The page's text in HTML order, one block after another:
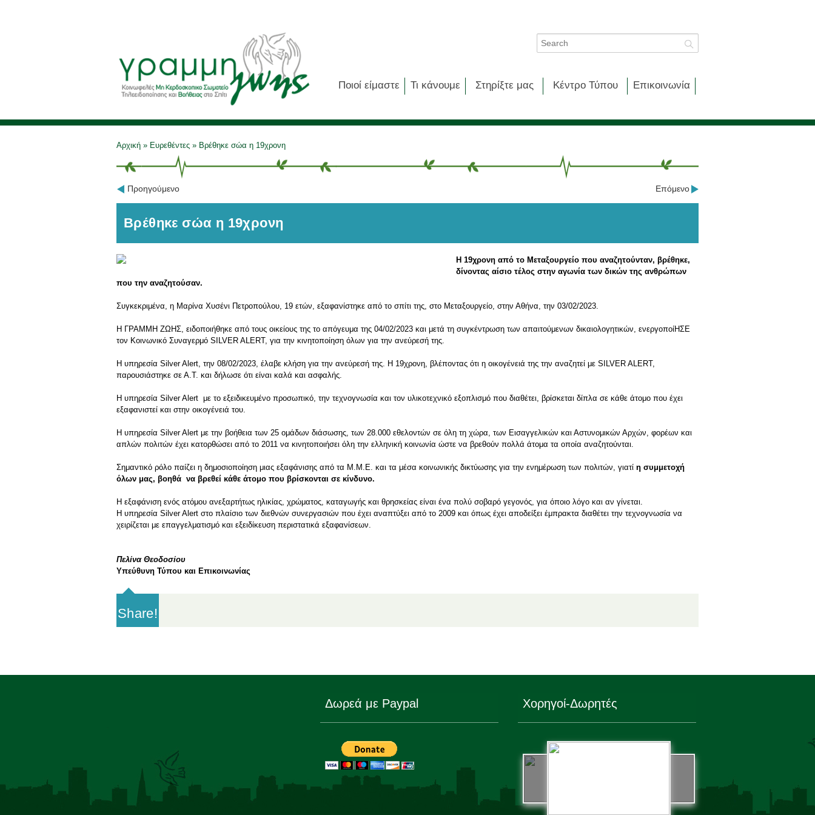
Ποιοί είμαστε Τι κάνουμε Στηρίξτε μας Κέντρο Τύπου Επικοινωνία
Αρχική » Ευρεθέντες » Βρέθηκε σώα η 19χρονη
Προηγούμενο Επόμενο
Βρέθηκε σώα η 19χρονη
Η 19χρονη από το Μεταξουργείο που αναζητούνταν, βρέθηκε,
δίνοντας αίσιο τέλος στην αγωνία των δικών της ανθρώπων
που την αναζητούσαν.
Συγκεκριμένα, η Μαρίνα Χυσένι Πετροπούλου, 19 ετών, εξαφανίστηκε από το σπίτι της, στο Μεταξουργείο, στην Αθήνα, την 03/02/2023.
Η ΓΡΑΜΜΗ ΖΩΗΣ, ειδοποιήθηκε από τους οικείους της το απόγευμα της 04/02/2023 και μετά τη συγκέντρωση των απαιτούμενων δικαιολογητικών, ενεργοποίΗΣΕ
τον Κοινωνικό Συναγερμό SILVER ALERT, για την κινητοποίηση όλων για την ανεύρεσή της.
Η υπηρεσία Silver Alert, την 08/02/2023, έλαβε κλήση για την ανεύρεσή της. Η 19χρονη, βλέποντας ότι η οικογένειά της την αναζητεί με SILVER ALERT,
παρουσιάστηκε σε Α.Τ. και δήλωσε ότι είναι καλά και ασφαλής.
Η υπηρεσία Silver Alert με το εξειδικευμένο προσωπικό, την τεχνογνωσία και τον υλικοτεχνικό εξοπλισμό που διαθέτει, βρίσκεται δίπλα σε κάθε άτομο που έχει
εξαφανιστεί και στην οικογένειά του.
Η υπηρεσία Silver Alert με την βοήθεια των 25 ομάδων διάσωσης, των 28.000 εθελοντών σε όλη τη χώρα, των Εισαγγελικών και Αστυνομικών Αρχών, φορέων και
απλών πολιτών έχει κατορθώσει από το 2011 να κινητοποιήσει όλη την ελληνική κοινωνία ώστε να βρεθούν πολλά άτομα τα οποία αναζητούνται.
Σημαντικό ρόλο παίζει η δημοσιοποίηση μιας εξαφάνισης από τα Μ.Μ.Ε. και τα μέσα κοινωνικής δικτύωσης για την ενημέρωση των πολιτών, γιατί η συμμετοχή
όλων μας, βοηθά να βρεθεί κάθε άτομο που βρίσκονται σε κίνδυνο.
Η εξαφάνιση ενός ατόμου ανεξαρτήτως ηλικίας, χρώματος, καταγωγής και θρησκείας είναι ένα πολύ σοβαρό γεγονός, για όποιο λόγο και αν γίνεται.
Η υπηρεσία Silver Alert στο πλαίσιο των διεθνών συνεργασιών που έχει αναπτύξει από το 2009 και όπως έχει αποδείξει έμπρακτα διαθέτει την τεχνογνωσία να
χειρίζεται με επαγγελματισμό και εξειδίκευση περιστατικά εξαφανίσεων.
Πελίνα Θεοδοσίου
Υπεύθυνη Τύπου και Επικοινωνίας
Share!
Δωρεά με Paypal Χορηγοί-Δωρητές